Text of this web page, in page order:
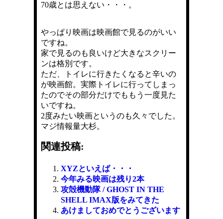
70歳とは思えない・・・。
やっぱり映画は映画館で見るのがいい
ですね。
家で見るのも良いけど大きなスクリー
ンは格別です。
ただ、トイレに行きたくなると辛いの
が映画館。実際トイレに行ってしまっ
たのでその部分だけでももう一度見た
いですね。
2度みたい映画というのも久々でした。
マジ情報量大杉。
関連投稿:
XYZといえば・・・
今年みる映画は残り2本
攻殻機動隊 / GHOST IN THE
SHELL IMAX版をみてきた
あけましておめでとうございます